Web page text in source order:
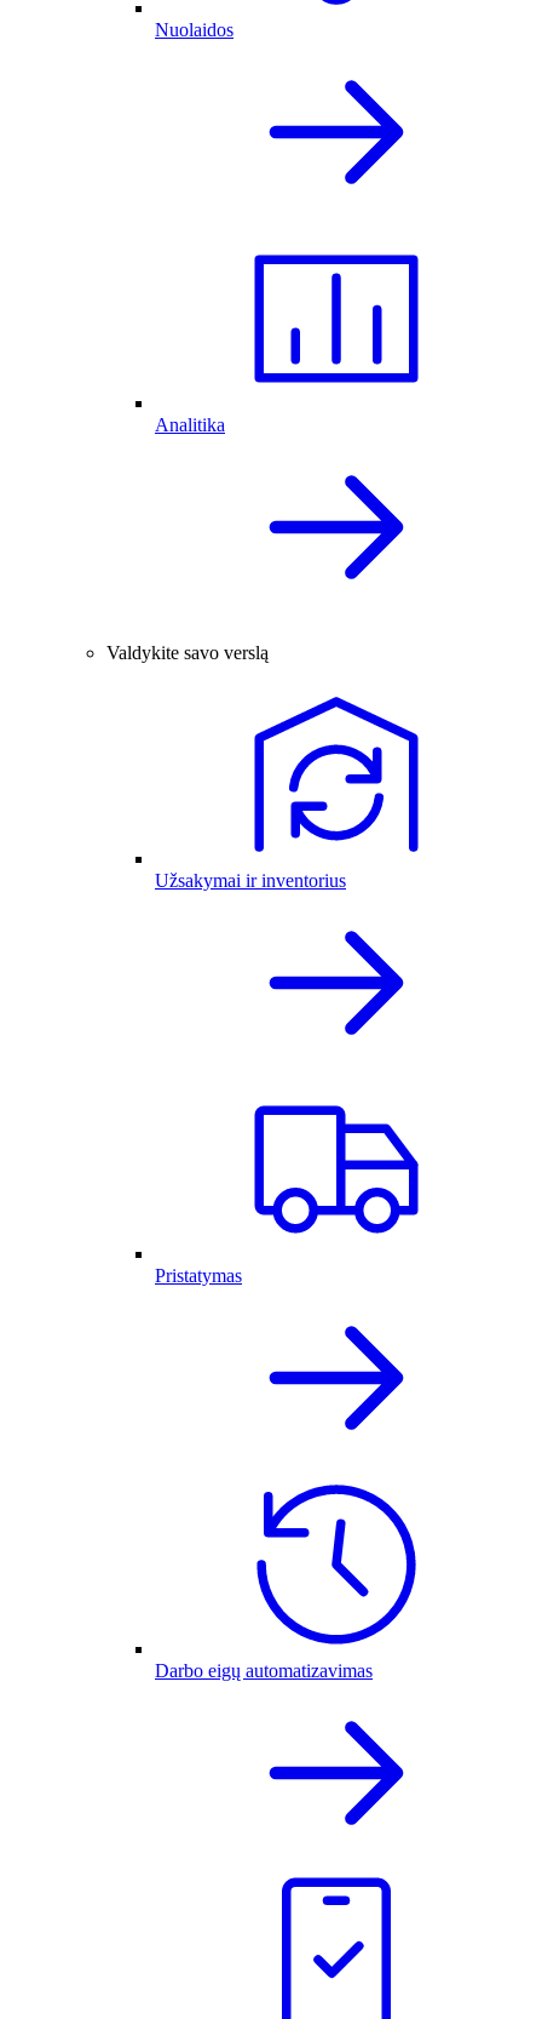
Nuolaidos
Analitika
Valdykite savo verslą
Užsakymai ir inventorius
Pristatymas
Darbo eigų automatizavimas